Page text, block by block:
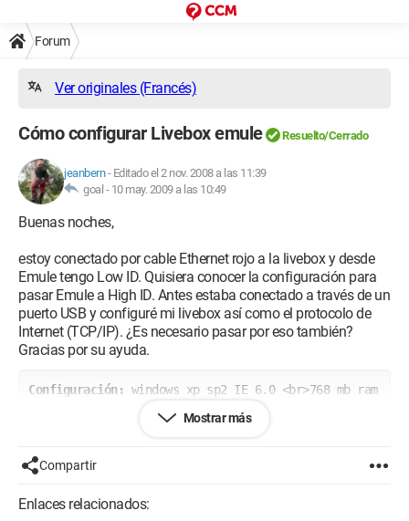
Forum
Ver originales (Francés)
Cómo configurar Livebox emule Resuelto/Cerrado
jeanbern- Editado el 2 nov. 2008 a las 11:39
goal - 10 may. 2009 a las 10:49
Buenas noches,
estoy conectado por cable Ethernet rojo a la livebox y desde
Emule tengo Low ID. Quisiera conocer la configuración para
pasar Emule a High ID. Antes estaba conectado a través de un
puerto USB y configuré mi livebox así como el protocolo de
Internet (TCP/IP). ¿Es necesario pasar por eso también?
Gracias por su ayuda.
Configuración: windows xp sp2 IE 6.0 <br>768 mb ram
<br>intel(R)Celeron(R)CPU 2.60GHz <br>Radeon 9200
Mostrar más
Compartir
Enlaces relacionados: